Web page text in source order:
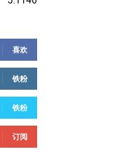
喜欢
铁粉
铁粉
订阅